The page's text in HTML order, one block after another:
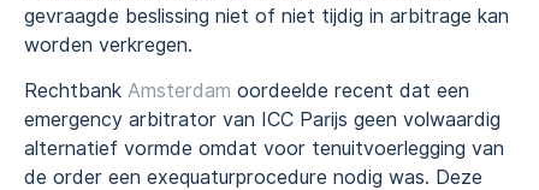
gevraagde beslissing niet of niet tijdig in arbitrage kan
worden verkregen.
Rechtbank Amsterdam oordeelde recent dat een
emergency arbitrator van ICC Parijs geen volwaardig
alternatief vormde omdat voor tenuitvoerlegging van
de order een exequaturprocedure nodig was. Deze